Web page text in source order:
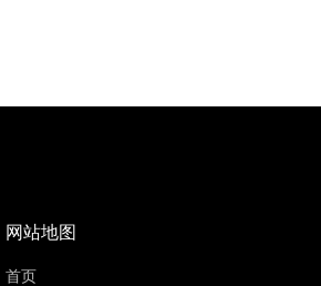
网站地图
首页